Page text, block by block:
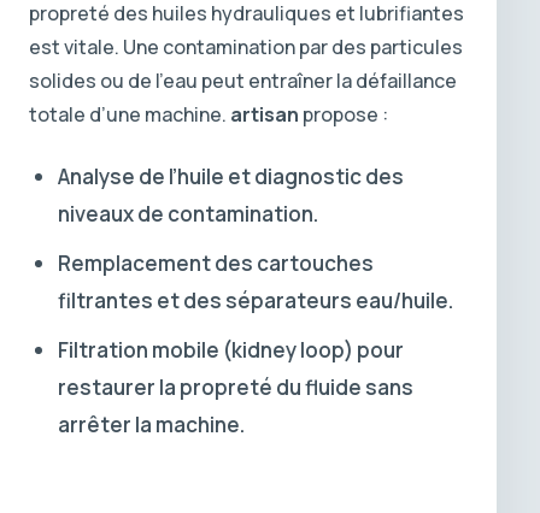
propreté des huiles hydrauliques et lubrifiantes
est vitale. Une contamination par des particules
solides ou de l’eau peut entraîner la défaillance
totale d’une machine. artisan propose :
Analyse de l’huile et diagnostic des
niveaux de contamination.
Remplacement des cartouches
filtrantes et des séparateurs eau/huile.
Filtration mobile (kidney loop) pour
restaurer la propreté du fluide sans
arrêter la machine.